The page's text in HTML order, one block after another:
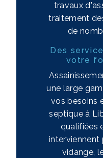
travaux
traitement
de
Des
votre
une large
vos besoins
septique à
qualifiées
interviennent
vidange,